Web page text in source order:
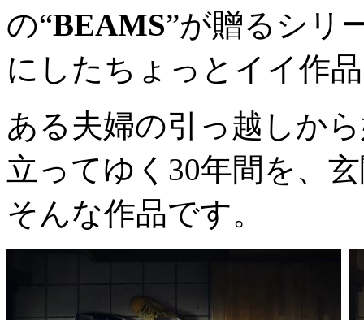
の“BEAMS”が贈るシリ
にしたちょっとイイ作
ある夫婦の引っ越しか
立ってゆく30年間を、
そんな作品です。